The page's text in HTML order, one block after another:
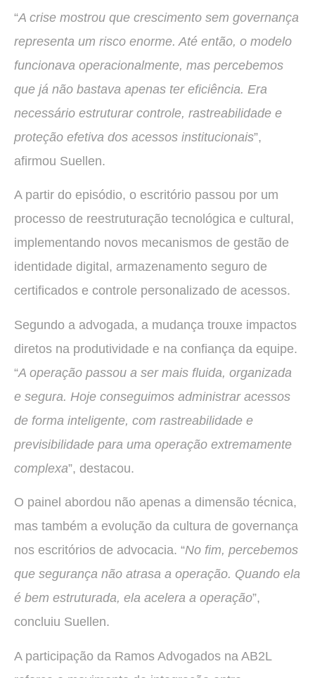
“A crise mostrou que crescimento sem governança
representa um risco enorme. Até então, o modelo
funcionava operacionalmente, mas percebemos
que já não bastava apenas ter eficiência. Era
necessário estruturar controle, rastreabilidade e
proteção efetiva dos acessos institucionais”,
afirmou Suellen.
A partir do episódio, o escritório passou por um
processo de reestruturação tecnológica e cultural,
implementando novos mecanismos de gestão de
identidade digital, armazenamento seguro de
certificados e controle personalizado de acessos.
Segundo a advogada, a mudança trouxe impactos
diretos na produtividade e na confiança da equipe.
“A operação passou a ser mais fluida, organizada
e segura. Hoje conseguimos administrar acessos
de forma inteligente, com rastreabilidade e
previsibilidade para uma operação extremamente
complexa”, destacou.
O painel abordou não apenas a dimensão técnica,
mas também a evolução da cultura de governança
nos escritórios de advocacia. “No fim, percebemos
que segurança não atrasa a operação. Quando ela
é bem estruturada, ela acelera a operação”,
concluiu Suellen.
A participação da Ramos Advogados na AB2L